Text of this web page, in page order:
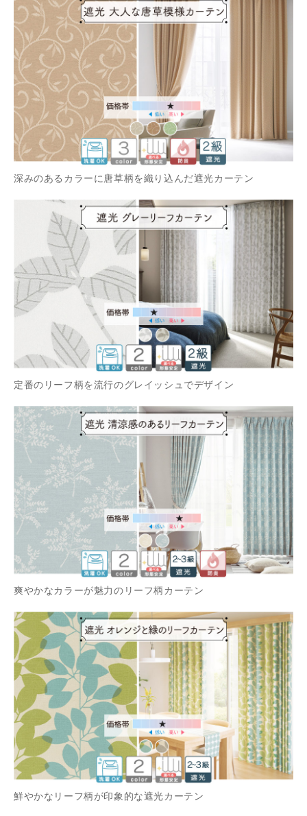
深みのあるカラーに唐草柄を織り込んだ遮光カーテン
定番のリーフ柄を流行のグレイッシュでデザイン
爽やかなカラーが魅力のリーフ柄カーテン
鮮やかなリーフ柄が印象的な遮光カーテン